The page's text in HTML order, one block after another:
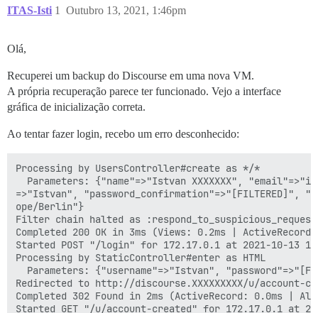
ITAS-Isti Outubro 13, 2021, 1:46pm
1
Olá,
Recuperei um backup do Discourse em uma nova VM.
A própria recuperação parece ter funcionado. Vejo a interface
gráfica de inicialização correta.
Ao tentar fazer login, recebo um erro desconhecido:
Processing by UsersController#create as */*
Parameters: {"name"=>"Istvan XXXXXXX",
=>"Istvan", "password_confirmation"=>"[FILTERED]",
ope/Berlin"}
Filter chain halted as
Completed 200 OK in 3ms (Views: 0.2ms |
Started POST "/login" for 172.17.0.1 at 2021-10-13
Processing by StaticController#enter as HTML
Parameters: {"username"=>"Istvan",
Redirected to http://discourse.XXXXXXXXX/u/account-
Completed 302 Found in 2ms (ActiveRecord: 0.0ms |
Started GET "/u/account-created" for 172.17.0.1 at